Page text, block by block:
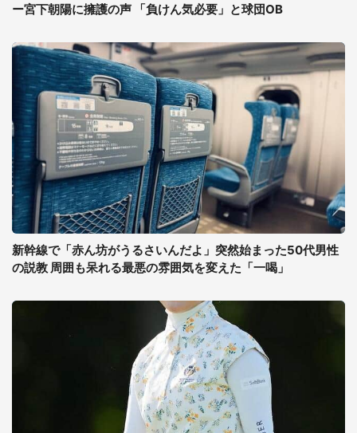
ー宮下朝陽に擁護の声 「負けん気必要」と球団OB
新幹線で「赤ん坊がうるさいんだよ」突然始まった50代男性
の説教 周囲も呆れる最悪の雰囲気を変えた「一喝」